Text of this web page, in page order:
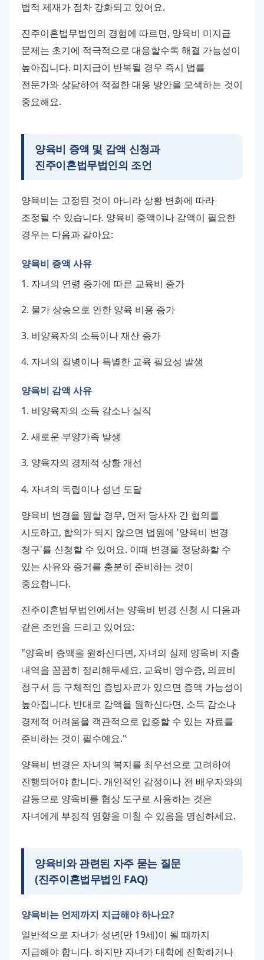
법적 제재가 점차 강화되고 있어요.
진주이혼법무법인의 경험에 따르면, 양육비 미지급
문제는 초기에 적극적으로 대응할수록 해결 가능성이
높아집니다. 미지급이 반복될 경우 즉시 법률
전문가와 상담하여 적절한 대응 방안을 모색하는 것이
중요해요.
양육비 증액 및 감액 신청과
진주이혼법무법인의 조언
양육비는 고정된 것이 아니라 상황 변화에 따라
조정될 수 있습니다. 양육비 증액이나 감액이 필요한
경우는 다음과 같아요:
양육비 증액 사유
1. 자녀의 연령 증가에 따른 교육비 증가
2. 물가 상승으로 인한 양육 비용 증가
3. 비양육자의 소득이나 재산 증가
4. 자녀의 질병이나 특별한 교육 필요성 발생
양육비 감액 사유
1. 비양육자의 소득 감소나 실직
2. 새로운 부양가족 발생
3. 양육자의 경제적 상황 개선
4. 자녀의 독립이나 성년 도달
양육비 변경을 원할 경우, 먼저 당사자 간 협의를
시도하고, 합의가 되지 않으면 법원에 '양육비 변경
청구'를 신청할 수 있어요. 이때 변경을 정당화할 수
있는 사유와 증거를 충분히 준비하는 것이
중요합니다.
진주이혼법무법인에서는 양육비 변경 신청 시 다음과
같은 조언을 드리고 있어요:
"양육비 증액을 원하신다면, 자녀의 실제 양육비 지출
내역을 꼼꼼히 정리해두세요. 교육비 영수증, 의료비
청구서 등 구체적인 증빙자료가 있으면 증액 가능성이
높아집니다. 반대로 감액을 원하신다면, 소득 감소나
경제적 어려움을 객관적으로 입증할 수 있는 자료를
준비하는 것이 필수예요."
양육비 변경은 자녀의 복지를 최우선으로 고려하여
진행되어야 합니다. 개인적인 감정이나 전 배우자와의
갈등으로 양육비를 협상 도구로 사용하는 것은
자녀에게 부정적 영향을 미칠 수 있음을 명심하세요.
양육비와 관련된 자주 묻는 질문
(진주이혼법무법인 FAQ)
양육비는 언제까지 지급해야 하나요?
일반적으로 자녀가 성년(만 19세)이 될 때까지
지급해야 합니다. 하지만 자녀가 대학에 진학하거나